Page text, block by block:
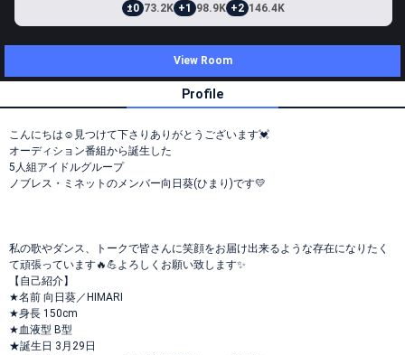
±0 73.2K +1 98.9K +2 146.4K
View Room
Profile
こんにちは☺️見つけて下さりありがとうございます💓‪
オーディション番組から誕生した
5人組アイドルグループ
ノブレス・ミネットのメンバー向日葵(ひまり)です💛
私の歌やダンス、トークで皆さんに笑顔をお届け出来るような存在になりたく
て頑張っています🔥💪よろしくお願い致します✨️
【自己紹介】
★名前 向日葵／HIMARI
★身長 150cm
★血液型 B型
★誕生日 3月29日